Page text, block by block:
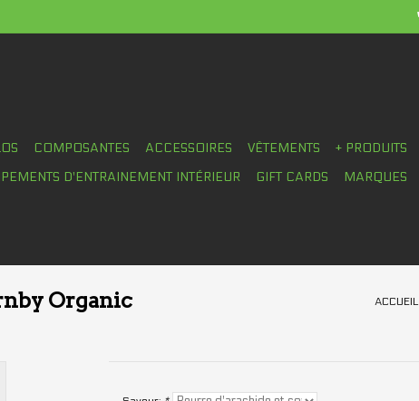
COMPOSANTES ACCESSOIRES VÊTEMENTS + PRODUITS
D'ENTRAINEMENT INTÉRIEUR
GIFT CARDS MARQUES
Organic
ACCUEIL